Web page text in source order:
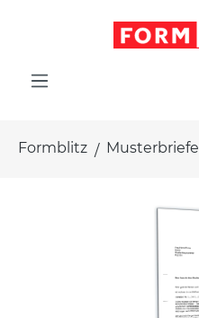
Formblitz Musterbriefe